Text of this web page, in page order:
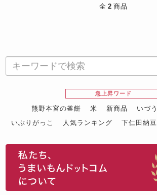
全 2 商品
急上昇ワード
熊野本宮の釜餅 米 新商品 いづう
いぶりがっこ
人気ランキング 下仁田納豆